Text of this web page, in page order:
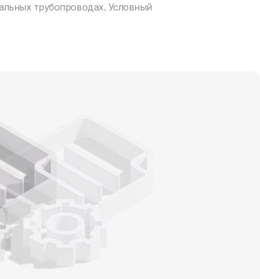
трубопроводах. Условный